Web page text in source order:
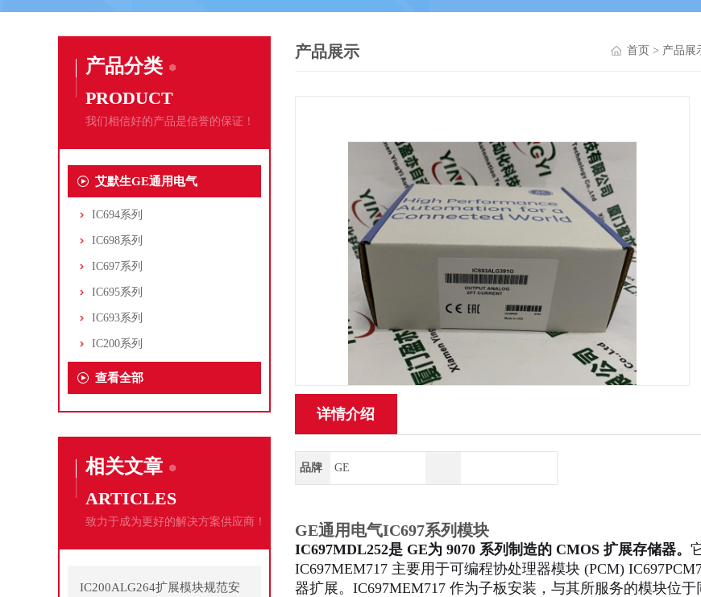
产品分类
PRODUCT
我们相信好的产品是信誉的保证！
艾默生GE通用电气
IC694系列
IC698系列
IC697系列
IC695系列
IC693系列
IC200系列
查看全部
相关文章
ARTICLES
致力于成为更好的解决方案供应商！
IC200ALG264扩展模块规范安
产品展示 首页 > 产品展
详情介绍
品牌 GE
GE通用电气IC697系列模块
IC697MDL252是 GE为 9070 系列制造的 CMOS 扩展存储器。
IC697MEM717 主要用于可编程协处理器模块 (PCM)
器扩展。IC697MEM717 作为子板安装，与其所服务的模块位